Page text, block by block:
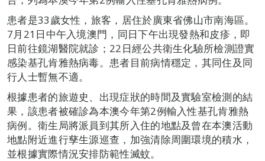
患者是33歲女性，旅客，居住於廣東省佛山市南海區。
7月21日中午入境澳門，同日下午出現發熱和皮疹，即
日前往鏡湖醫院就診；22日經公共衛生化驗所檢測證實
感染基孔肯雅熱病毒。患者目前病情穩定，其同住及同
行人士暫無不適。
根據患者的旅遊史、出現症狀的時間及實驗室檢測的結
果，該患者被確診為本澳今年第2例輸入性基孔肯雅熱
病例。衛生局將派員到其所入住的地點及曾在本澳活動
地點附近進行孳生源巡查，加強清除周圍環境的積水，
並根據實際情況安排防範性滅蚊。